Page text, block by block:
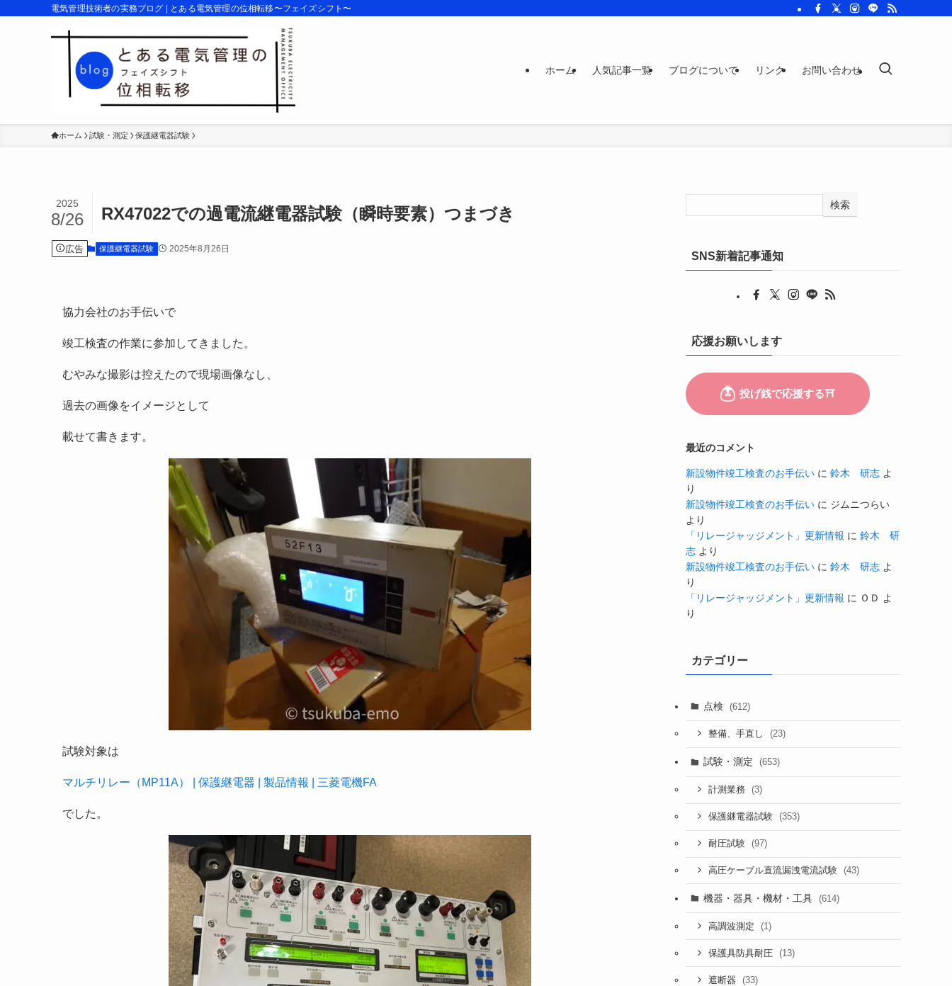
電気管理技術者の実務ブログ | とある電気管理の位相転移〜フェイズシフト〜
ホーム 人気記事一覧 ブログについて リンク お問い合わせ
ホーム 試験・測定 保護継電器試験
RX47022での過電流継電器試験（瞬時要素）つまづき
2025
8/26
広告 保護継電器試験 2025年8月26日
協力会社のお手伝いで
竣工検査の作業に参加してきました。
むやみな撮影は控えたので現場画像なし、
過去の画像をイメージとして
載せて書きます。
試験対象は
マルチリレー（MP11A） | 保護継電器 | 製品情報 | 三菱電機FA
でした。
検索
SNS新着記事通知
応援お願いします
最近のコメント
新設物件竣工検査のお手伝い に 鈴木 研志 よ
り
新設物件竣工検査のお手伝い に ジムニつらい
より
「リレージャッジメント」更新情報 に 鈴木 研
志 より
新設物件竣工検査のお手伝い に 鈴木 研志 よ
り
「リレージャッジメント」更新情報 に ＯＤ よ
り
カテゴリー
点検 (612)
整備、手直し (23)
試験・測定 (653)
計測業務 (3)
保護継電器試験 (353)
耐圧試験 (97)
高圧ケーブル直流漏洩電流試験 (43)
機器・器具・機材・工具 (614)
高調波測定 (1)
保護具防具耐圧 (13)
遮断器 (33)